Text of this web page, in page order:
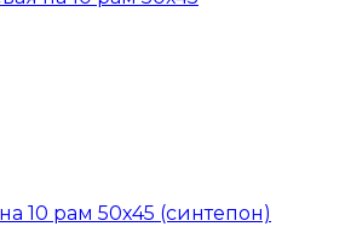
10 рам 50х45 (синтепон)